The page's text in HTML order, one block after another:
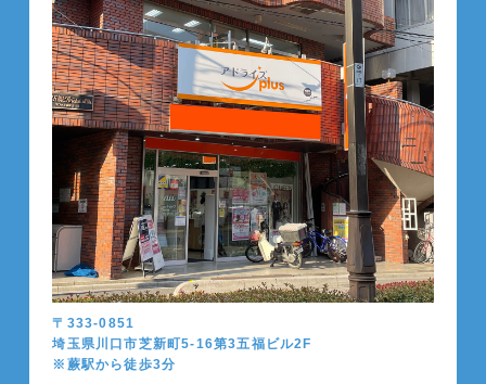
〒333-0851
埼玉県川口市芝新町5-16第3五福ビル2F
※蕨駅から徒歩3分